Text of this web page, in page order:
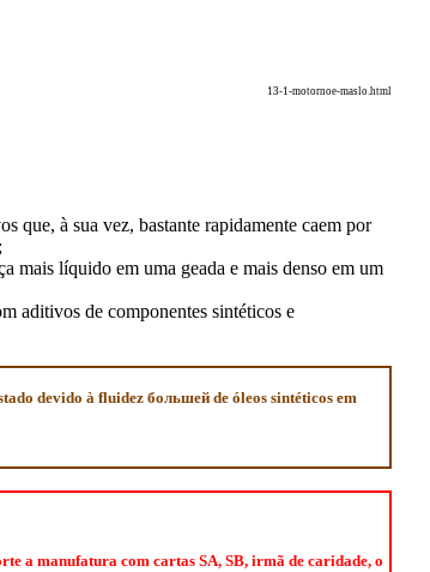
13-1-motornoe-maslo.html
que, à sua vez, bastante rapidamente caem por
mais líquido em uma geada e mais denso em um
aditivos de componentes sintéticos e
devido à fluidez большей de óleos sintéticos em
a manufatura com cartas SA, SB, irmã de caridade, o